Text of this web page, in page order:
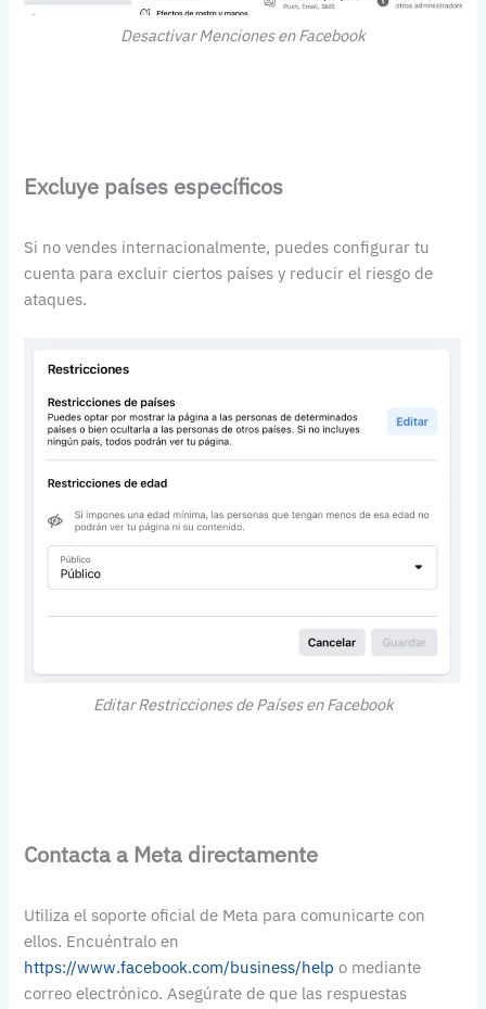
Desactivar Menciones en Facebook
Excluye países específicos
Si no vendes internacionalmente, puedes configurar tu
cuenta para excluir ciertos países y reducir el riesgo de
ataques.
Editar Restricciones de Países en Facebook
Contacta a Meta directamente
Utiliza el soporte oficial de Meta para comunicarte con
ellos. Encuéntralo en
https://www.facebook.com/business/help o mediante
correo electrónico. Asegúrate de que las respuestas